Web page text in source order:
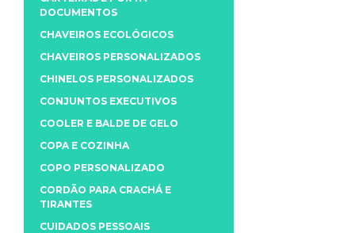
DOCUMENTOS
CHAVEIROS ECOLÓGICOS
CHAVEIROS PERSONALIZADOS
CHINELOS PERSONALIZADOS
CONJUNTOS EXECUTIVOS
COOLER E BALDE DE GELO
COPA E COZINHA
COPO PERSONALIZADO
CORDÃO PARA CRACHÁ E
TIRANTES
CUIDADOS PESSOAIS